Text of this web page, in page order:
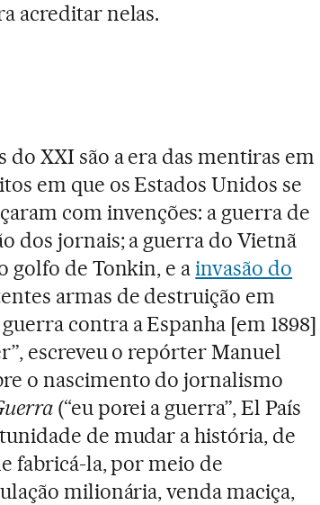
acreditar nelas.
do XXI são a era das mentiras em
em que os Estados Unidos se
com invenções: a guerra de
dos jornais; a guerra do Vietnã
golfo de Tonkin, e ainvasão do
armas de destruição em
contra a Espanha [em 1898]
escreveu o repórter Manuel
o nascimento do jornalismo
(“eu porei a guerra”, El País
de mudar a história, de
fabricá-la, por meio de
milionária, venda maciça,